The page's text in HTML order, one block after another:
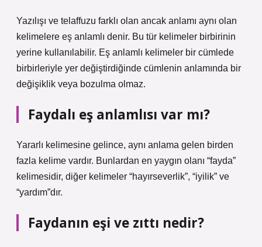
Yazılışı ve telaffuzu farklı olan ancak anlamı aynı olan
kelimelere eş anlamlı denir. Bu tür kelimeler birbirinin
yerine kullanılabilir. Eş anlamlı kelimeler bir cümlede
birbirleriyle yer değiştirdiğinde cümlenin anlamında bir
değişiklik veya bozulma olmaz.
Faydalı eş anlamlısı var mı?
Yararlı kelimesine gelince, aynı anlama gelen birden
fazla kelime vardır. Bunlardan en yaygın olanı “fayda”
kelimesidir, diğer kelimeler “hayırseverlik”, “iyilik” ve
“yardım”dır.
Faydanın eşi ve zıttı nedir?